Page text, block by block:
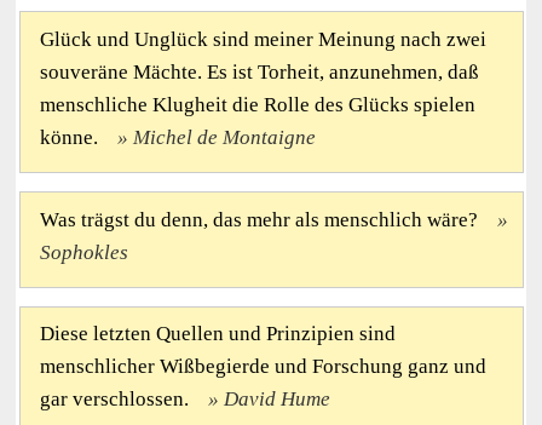
Glück und Unglück sind meiner Meinung nach zwei
souveräne Mächte. Es ist Torheit, anzunehmen, daß
menschliche Klugheit die Rolle des Glücks spielen
könne.
Michel de Montaigne
Was trägst du denn, das mehr als menschlich wäre?
Sophokles
Diese letzten Quellen und Prinzipien sind
menschlicher Wißbegierde und Forschung ganz und
gar verschlossen.
David Hume